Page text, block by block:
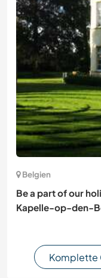
Belgien
Be a part of our
Kapelle-op-den-
Komplette